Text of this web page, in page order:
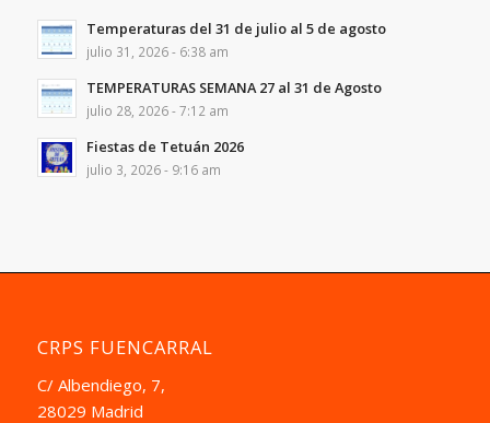
Temperaturas del 31 de julio al 5 de agosto
julio 31, 2026 - 6:38 am
TEMPERATURAS SEMANA 27 al 31 de Agosto
julio 28, 2026 - 7:12 am
Fiestas de Tetuán 2026
julio 3, 2026 - 9:16 am
CRPS FUENCARRAL
C/ Albendiego, 7,
28029 Madrid